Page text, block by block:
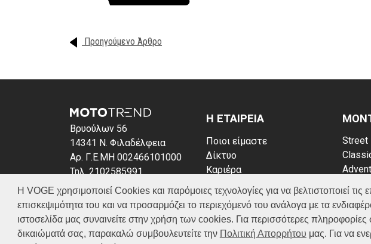
Η VOGE χρησιμοποιεί Cookies και παρόμοιες τεχνολογίες για να βελτιστοποιεί τις
επισκεψιμότητα του και να προσαρμόζει το περιεχόμενό του ανάλογα με τα
ιστοσελίδα μας συναινείτε στην χρήση των cookies. Για περισσότερες
δικαιώματά σας, παρακαλώ συμβουλευτείτε την Πολιτική Απορρήτου μας. Για να
Προηγούμενο Άρθρο
Βρυούλων 56
14341 Ν. Φιλαδέλφεια
Αρ. Γ.Ε.ΜΗ 002466101000
Τηλ. 2102585991
E-mail: info@voge.gr
Η ΕΤΑΙΡΕΙΑ
Ποιοι είμαστε
Δίκτυο
Καριέρα
Πολιτική απορρήτου
Πολιτική Cookies
Street
ATV